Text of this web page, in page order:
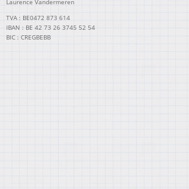
Laurence Vandermeren
TVA : BE0472 873 614
IBAN : BE 42 73 26 3745 52 54
BIC : CREGBEBB